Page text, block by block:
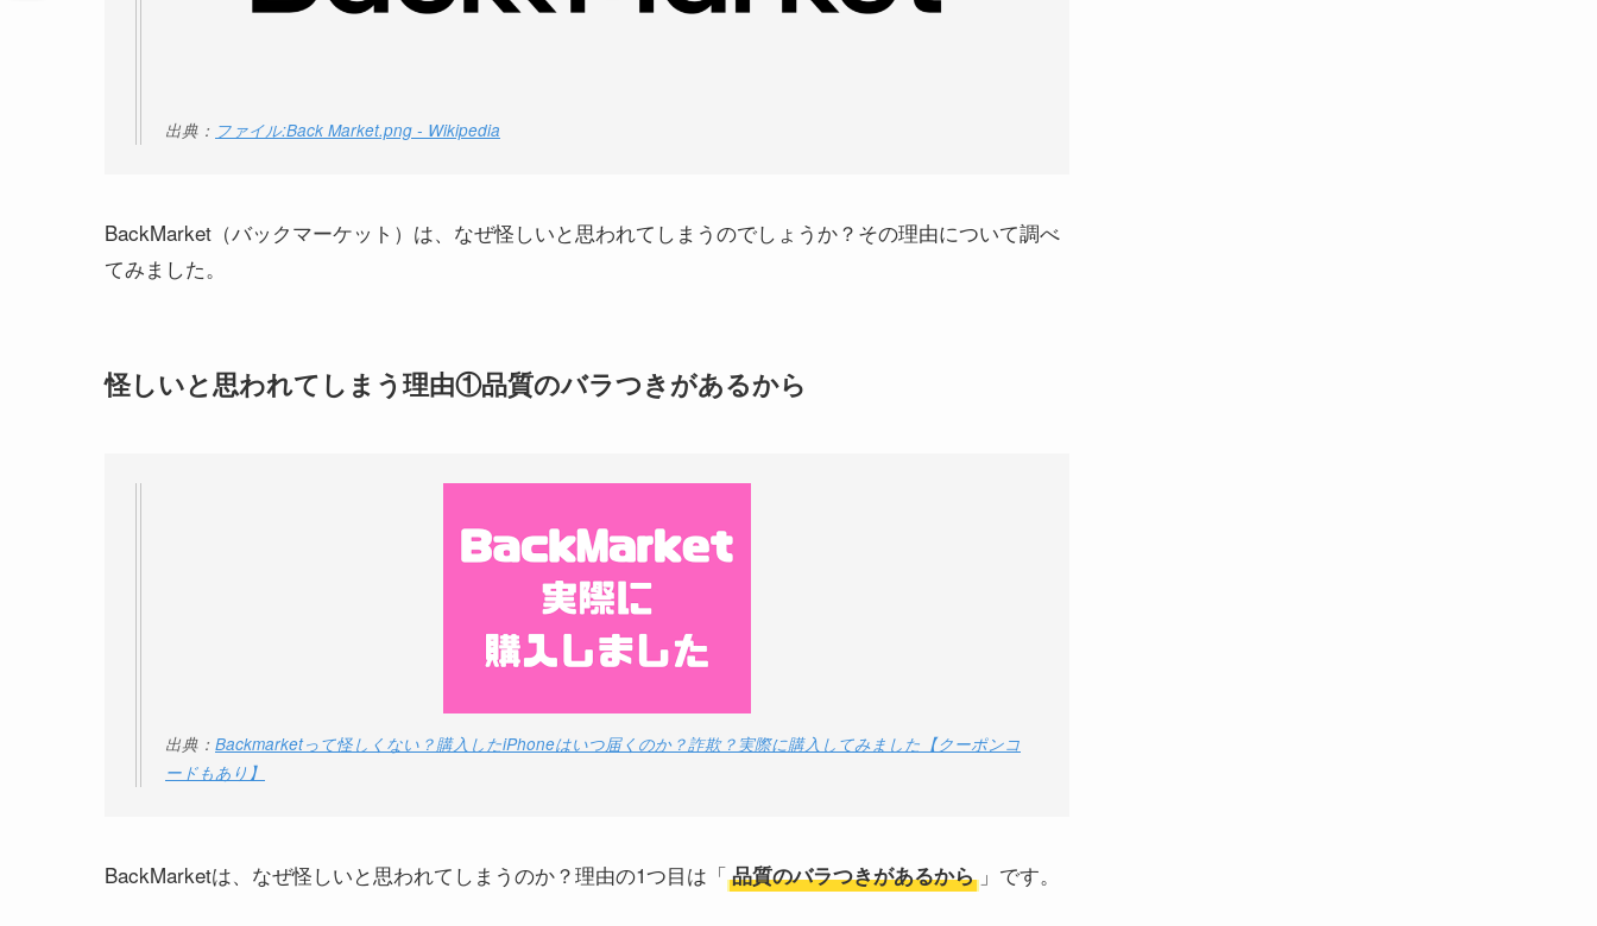
出典： ファイル:Back Market.png - Wikipedia
BackMarket（バックマーケット）は、なぜ怪しいと思われてしまうのでしょうか？その理由について調べ
てみました。
怪しいと思われてしまう理由①品質のバラつきがあるから
出典： Backmarketって怪しくない？購入したiPhoneはいつ届くのか？詐欺？実際に購入してみました【クーポンコ
ードもあり】
BackMarketは、なぜ怪しいと思われてしまうのか？理由の1つ目は「 品質のバラつきがあるから 」です。